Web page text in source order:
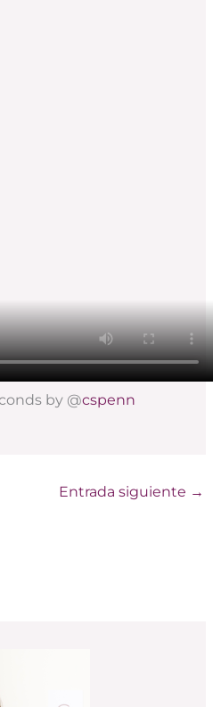
by @cspenn
Entrada siguiente →